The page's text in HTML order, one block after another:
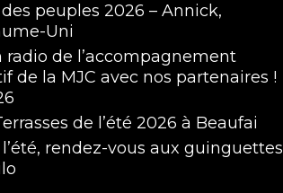
peuples 2026 – Annick,
Uni
radio de l’accompagnement
de la MJC avec nos partenaires !
de l’été 2026 à Beaufai
rendez-vous aux guinguettes